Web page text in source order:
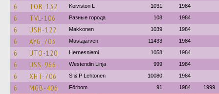
6 TOB-132 Koiviston L 1031 1984
6 TVL-106 Разные города 108 1984
6 USH-122 Makkonen 1039 1984
6 AYG-703 Mustajärven 11433 1984
6 UTO-120 Hernesniemi 1058 1984
6 USS-966 Westendin Linja 999 1984
6 XHT-706 S & P Lehtonen 10080 1984
6 MGB-406 Förbom 91 1984 1999